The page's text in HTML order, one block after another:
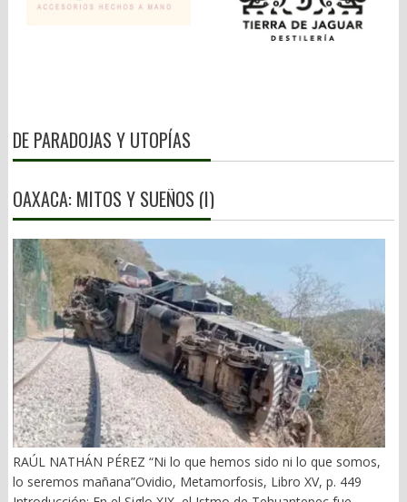
DE PARADOJAS Y UTOPÍAS
OAXACA: MITOS Y SUEÑOS (I)
RAÚL NATHÁN PÉREZ “Ni lo que hemos sido ni lo que somos,
lo seremos mañana”Ovidio, Metamorfosis, Libro XV, p. 449